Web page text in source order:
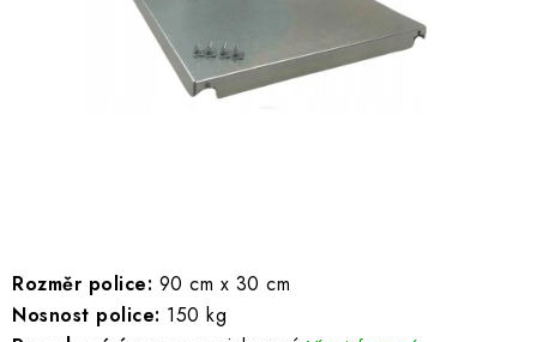
PARKOVACÍ BLOKÁDY
ČASTO KLADENÉ DOTAZY
Rozměr police: 90 cm x 30 cm
Nosnost police: 150 kg